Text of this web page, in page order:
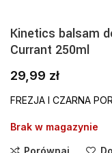
Kinetics balsam
Currant 250ml
29,99 zł
FREZJA I CZARNA
Brak w magazynie
Porównaj